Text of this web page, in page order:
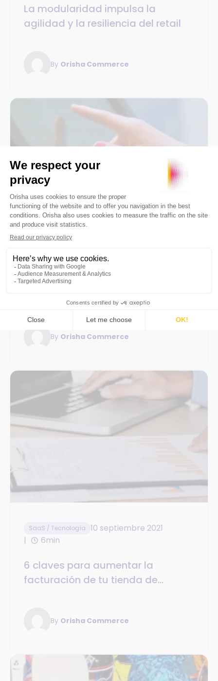
La modularidad impulsa la
agilidad y la resiliencia del retail
By Orisha Commerce
SaaS / Tecnología 4 diciembre 2021
¿Qué esperar de un software de
By Orisha Commerce
SaaS / Tecnología
10 septiembre 2021
6min
6 claves para aumentar la
facturación de tu tienda de
By Orisha Commerce